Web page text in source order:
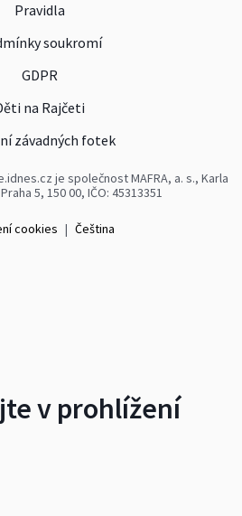
Pravidla
soukromí
GDPR
na Rajčeti
závadných fotek
je společnost MAFRA, a. s., Karla
5, 150 00, IČO: 45313351
cookies | Čeština
v prohlížení